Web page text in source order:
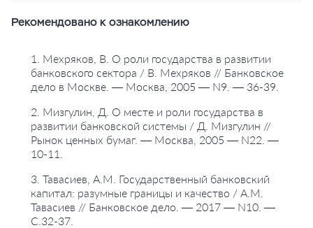
#кредитные организации #банковские услуги
Рекомендовано к ознакомлению
1. Мехряков, В. О роли государства в развитии
банковского сектора / В. Мехряков // Банковское
дело в Москве. — Москва, 2005 — N9. — 36-39.
2. Мизгулин, Д. О месте и роли государства в
развитии банковской системы / Д. Мизгулин //
Рынок ценных бумаг. — Москва, 2005 — N22. —
10-11.
3. Тавасиев, А.М. Государственный банковский
капитал: разумные границы и качество / А.М.
Тавасиев // Банковское дело. — 2017 — N10. —
С.32-37.